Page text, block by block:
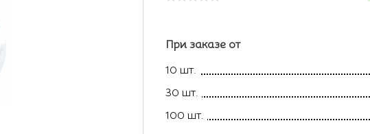
При заказе от
10 шт.
30 шт.
100 шт.